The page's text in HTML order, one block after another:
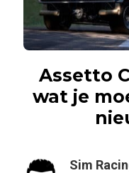
Assetto
wat je
Sim